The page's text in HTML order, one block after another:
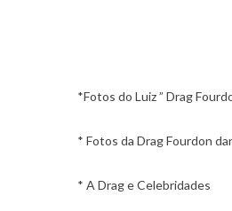
*Fotos do Luiz ” Drag
* Fotos da Drag Fourdon
* A Drag e Celebridades